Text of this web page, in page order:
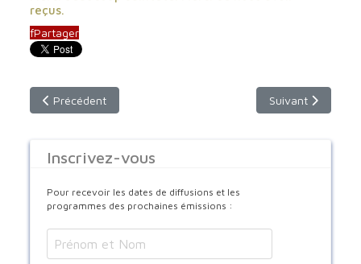
reçus.
fPartager
Article précédent : Textes et homélies de la canonisation
Précédent Article suivant :
Suivant
Inscrivez-vous
Pour recevoir les dates de diffusions et les
programmes des prochaines émissions :